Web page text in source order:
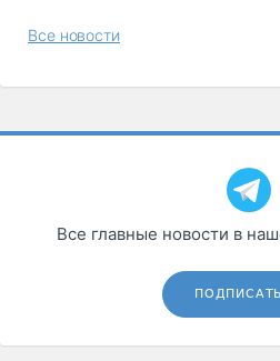
Все новости
Все главные новости в